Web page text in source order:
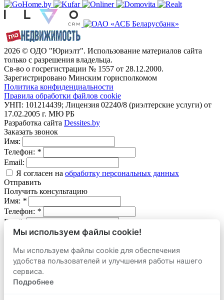
2026 © ОДО "Юриэлт". Использование материалов сайта
только с разрешения владельца.
Св-во о госрегистрации № 1557 от 28.12.2000.
Зарегистрировано Минским горисполкомом
Политика конфиденциальности
Правила обработки файлов cookie
УНП: 101214439; Лицензия 02240/8 (риэлтерские услуги) от
17.02.2005 г. МЮ РБ
Разработка сайта Dessites.by
Заказать звонок
Имя:
Телефон: *
Email:
Я согласен на обработку персональных данных
Отправить
Получить консультацию
Имя: *
Телефон: *
Email:
Я согласен наобработку персональных данных
Отправить
Оставить заявку
продать
Мы используем файлы cookie!
Мы используем файлы cookie для обеспечения
удобства пользователей и улучшения работы нашего
сервиса.
Подробнее